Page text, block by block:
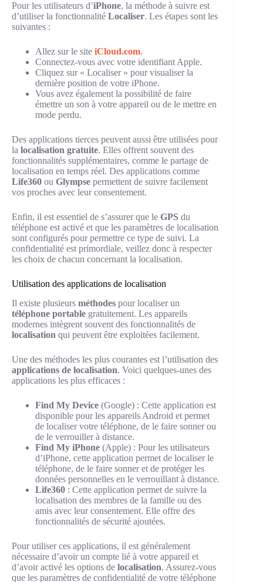
Pour les utilisateurs d’iPhone, la méthode à suivre est
d’utiliser la fonctionnalité Localiser. Les étapes sont les
suivantes :
Allez sur le site iCloud.com.
Connectez-vous avec votre identifiant Apple.
Cliquez sur « Localiser » pour visualiser la
dernière position de votre iPhone.
Vous avez également la possibilité de faire
émettre un son à votre appareil ou de le mettre en
mode perdu.
Des applications tierces peuvent aussi être utilisées pour
la localisation gratuite. Elles offrent souvent des
fonctionnalités supplémentaires, comme le partage de
localisation en temps réel. Des applications comme
Life360 ou Glympse permettent de suivre facilement
vos proches avec leur consentement.
Enfin, il est essentiel de s’assurer que le GPS du
téléphone est activé et que les paramètres de localisation
sont configurés pour permettre ce type de suivi. La
confidentialité est primordiale, veillez donc à respecter
les choix de chacun concernant la localisation.
Utilisation des applications de localisation
Il existe plusieurs méthodes pour localiser un
téléphone portable gratuitement. Les appareils
modernes intègrent souvent des fonctionnalités de
localisation qui peuvent être exploitées facilement.
Une des méthodes les plus courantes est l’utilisation des
applications de localisation. Voici quelques-unes des
applications les plus efficaces :
Find My Device (Google) : Cette application est
disponible pour les appareils Android et permet
de localiser votre téléphone, de le faire sonner ou
de le verrouiller à distance.
Find My iPhone (Apple) : Pour les utilisateurs
d’iPhone, cette application permet de localiser le
téléphone, de le faire sonner et de protéger les
données personnelles en le verrouillant à distance.
Life360 : Cette application permet de suivre la
localisation des membres de la famille ou des
amis avec leur consentement. Elle offre des
fonctionnalités de sécurité ajoutées.
Pour utiliser ces applications, il est généralement
nécessaire d’avoir un compte lié à votre appareil et
d’avoir activé les options de localisation. Assurez-vous
que les paramètres de confidentialité de votre téléphone